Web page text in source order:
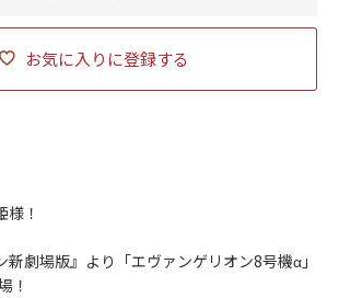
お気に入りに登録する
！
新劇場版』より「エヴァンゲリオン8号機α」
！